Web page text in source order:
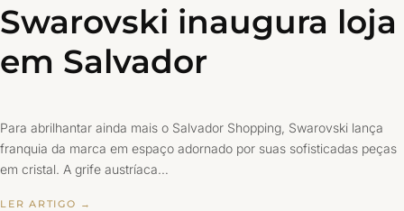
Swarovski inaugura loja
em Salvador
Para abrilhantar ainda mais o Salvador Shopping, Swarovski lança
franquia da marca em espaço adornado por suas sofisticadas peças
em cristal. A grife austríaca…
LER ARTIGO →